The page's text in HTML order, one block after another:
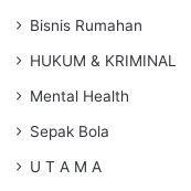
Bisnis Rumahan
HUKUM & KRIMINAL
Mental Health
Sepak Bola
U T A M A